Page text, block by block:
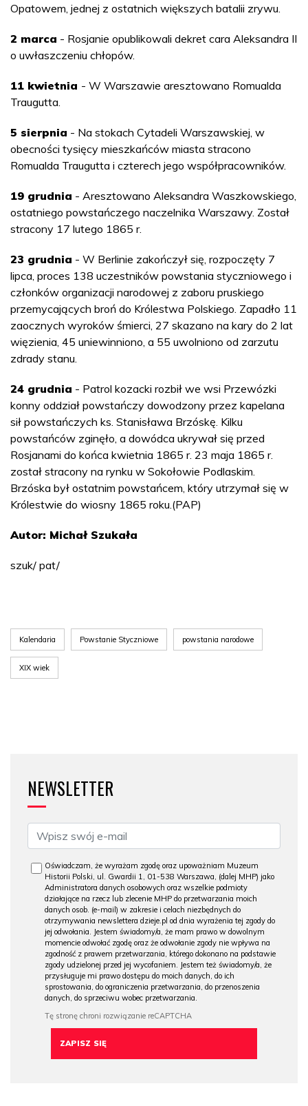
Opatowem, jednej z ostatnich większych batalii zrywu.
2 marca - Rosjanie opublikowali dekret cara Aleksandra II
o uwłaszczeniu chłopów.
11 kwietnia - W Warszawie aresztowano Romualda
Traugutta.
5 sierpnia - Na stokach Cytadeli Warszawskiej, w
obecności tysięcy mieszkańców miasta stracono
Romualda Traugutta i czterech jego współpracowników.
19 grudnia - Aresztowano Aleksandra Waszkowskiego,
ostatniego powstańczego naczelnika Warszawy. Został
stracony 17 lutego 1865 r.
23 grudnia - W Berlinie zakończył się, rozpoczęty 7
lipca, proces 138 uczestników powstania styczniowego i
członków organizacji narodowej z zaboru pruskiego
przemycających broń do Królestwa Polskiego. Zapadło 11
zaocznych wyroków śmierci, 27 skazano na kary do 2 lat
więzienia, 45 uniewinniono, a 55 uwolniono od zarzutu
zdrady stanu.
24 grudnia - Patrol kozacki rozbił we wsi Przewózki
konny oddział powstańczy dowodzony przez kapelana
sił powstańczych ks. Stanisława Brzóskę. Kilku
powstańców zginęło, a dowódca ukrywał się przed
Rosjanami do końca kwietnia 1865 r. 23 maja 1865 r.
został stracony na rynku w Sokołowie Podlaskim.
Brzóska był ostatnim powstańcem, który utrzymał się w
Królestwie do wiosny 1865 roku.(PAP)
Autor: Michał Szukała
szuk/ pat/
Kalendaria Powstanie Styczniowe powstania narodowe
XIX wiek
NEWSLETTER
Oświadczam, że wyrażam zgodę oraz upoważniam Muzeum
Historii Polski, ul. Gwardii 1, 01-538 Warszawa, (dalej MHP) jako
Administratora danych osobowych oraz wszelkie podmioty
działające na rzecz lub zlecenie MHP do przetwarzania moich
danych osob. (e-mail) w zakresie i celach niezbędnych do
otrzymywania newslettera dzieje.pl od dnia wyrażenia tej zgody do
jej odwołania. Jestem świadomy/a, że mam prawo w dowolnym
momencie odwołać zgodę oraz że odwołanie zgody nie wpływa na
zgodność z prawem przetwarzania, którego dokonano na podstawie
zgody udzielonej przed jej wycofaniem. Jestem też świadomy/a, że
przysługuje mi prawo dostępu do moich danych, do ich
sprostowania, do ograniczenia przetwarzania, do przenoszenia
danych, do sprzeciwu wobec przetwarzania.